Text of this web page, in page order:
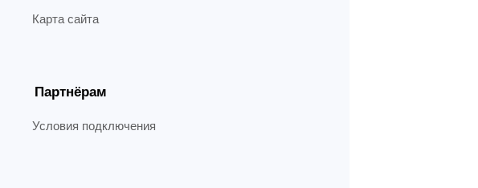
Карта сайта
Партнёрам
Условия подключения